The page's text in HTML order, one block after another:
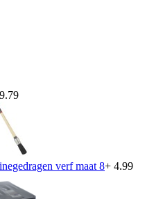
9.79
verf maat 8+ 4.99